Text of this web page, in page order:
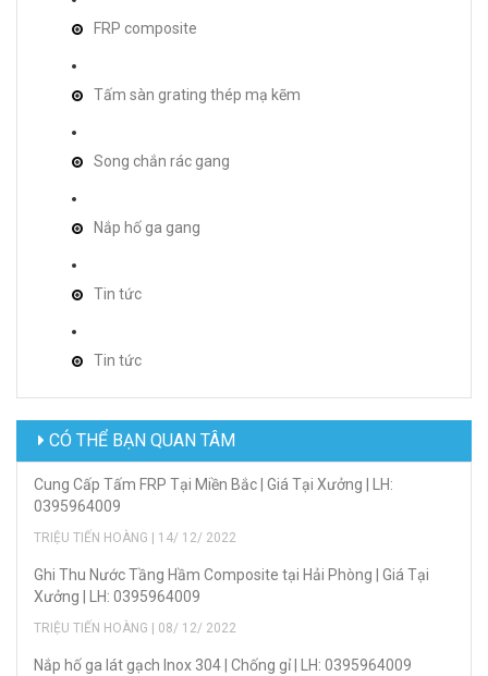
FRP composite
Tấm sàn grating thép mạ kẽm
Song chắn rác gang
Nắp hố ga gang
Tin tức
Tin tức
CÓ THỂ BẠN QUAN TÂM
Cung Cấp Tấm FRP Tại Miền Bắc | Giá Tại Xưởng | LH:
0395964009
TRIỆU TIẾN HOÀNG | 14/ 12/ 2022
Ghi Thu Nước Tầng Hầm Composite tại Hải Phòng | Giá Tại
Xưởng | LH: 0395964009
TRIỆU TIẾN HOÀNG | 08/ 12/ 2022
Nắp hố ga lát gạch Inox 304 | Chống gỉ | LH: 0395964009